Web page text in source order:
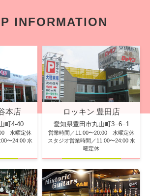
INFORMATION
本店
町4-40
水曜定休
〜24:00 水
ロッキン 豊田店
愛知県豊田市丸山町3−6−1
営業時間／11:00〜20:00 水曜定休
スタジオ営業時間／11:00〜24:00 水
曜定休